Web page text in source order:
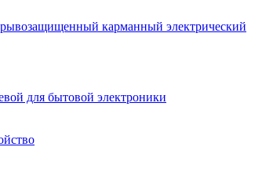
карманный электрический
для бытовой электроники